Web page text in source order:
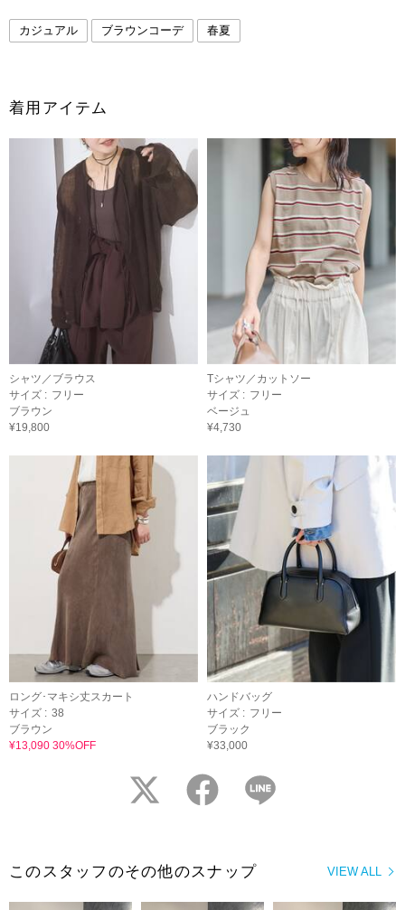
カジュアル ブラウンコーデ 春夏
着用アイテム
シャツ／ブラウス
サイズ : フリー
ブラウン
¥19,800
Tシャツ／カットソー
サイズ : フリー
ベージュ
¥4,730
ロング･マキシ丈スカート
サイズ : 38
ブラウン
¥13,090 30%OFF
ハンドバッグ
サイズ : フリー
ブラック
¥33,000
twitter facebook
VIEW ALL
このスタッフのその他のスナップ